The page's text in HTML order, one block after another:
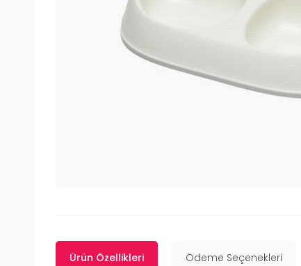
Ürün Özellikleri Ödeme Seçenekleri